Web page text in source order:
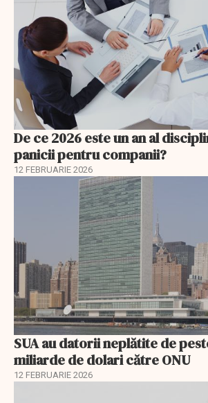
De ce 2026 este un an al
panicii pentru companii?
12 FEBRUARIE 2026
SUA au datorii neplătite de
miliarde de dolari către ONU
12 FEBRUARIE 2026